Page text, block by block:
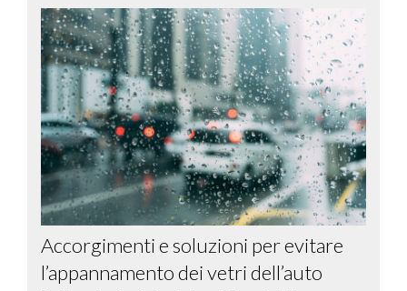
Accorgimenti e soluzioni per evitare
l’appannamento dei vetri dell’auto